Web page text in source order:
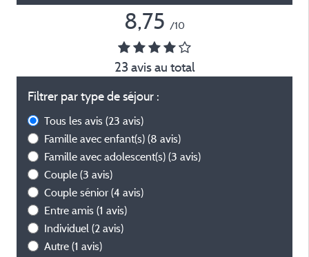
8,75 /10
23 avis au total
Filtrer par type de séjour :
Tous les avis (23 avis)
Famille avec enfant(s) (8 avis)
Famille avec adolescent(s) (3 avis)
Couple (3 avis)
Couple sénior (4 avis)
Entre amis (1 avis)
Individuel (2 avis)
Autre (1 avis)